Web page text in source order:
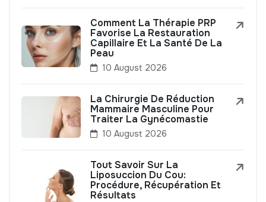
Comment La Thérapie PRP
Favorise La Restauration
Capillaire Et La Santé De La
Peau
10 August 2026
La Chirurgie De Réduction
Mammaire Masculine Pour
Traiter La Gynécomastie
10 August 2026
Tout Savoir Sur La
Liposuccion Du Cou:
Procédure, Récupération Et
Résultats